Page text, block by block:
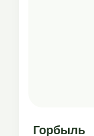
Горбыль